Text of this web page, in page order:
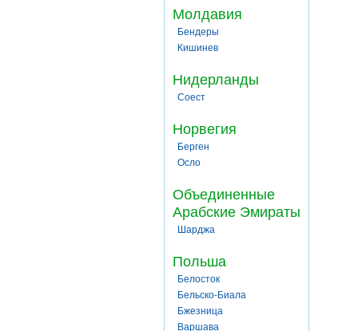
Молдавия
Бендеры
Кишинев
Нидерланды
Соест
Норвегия
Берген
Осло
Объединенные
Арабские Эмираты
Шарджа
Польша
Белосток
Бельско-Биала
Бжезница
Варшава